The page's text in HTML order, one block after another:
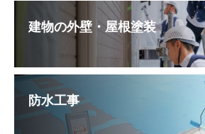
建物の外壁・屋根塗装
防水工事